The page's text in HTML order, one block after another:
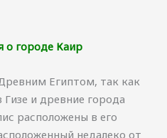
городе Каир
Египтом, так как
и древние города
расположены в его
недалеко от